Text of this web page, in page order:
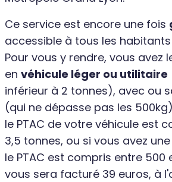
Ce service est encore une fois
accessible à tous les
Pour vous y rendre, vous avez
en véhicule léger ou utilitaire
inférieur à 2 tonnes), avec ou
(qui ne dépasse pas les
le PTAC de votre véhicule est
3,5 tonnes, ou si vous avez
le PTAC est compris entre 500
vous sera facturé 39 euros, à